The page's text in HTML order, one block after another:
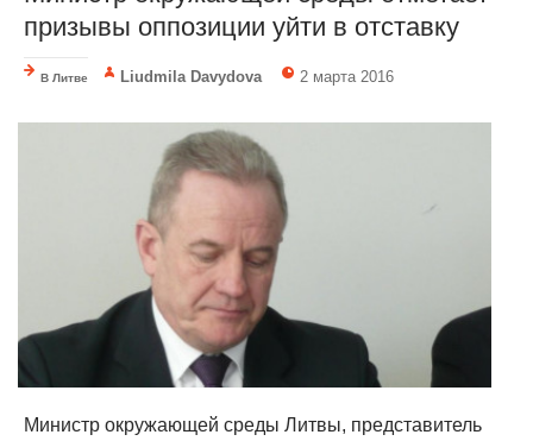
призывы оппозиции уйти в отставку
В Литве Liudmila Davydova 2 марта 2016
Министр окружающей среды Литвы, представитель